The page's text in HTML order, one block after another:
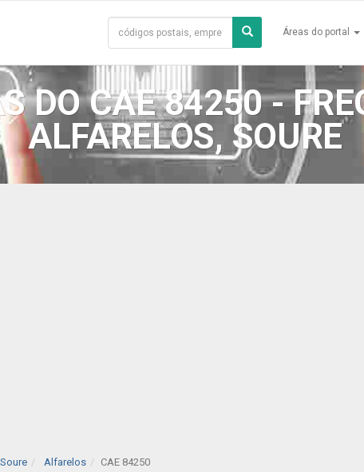
Áreas do portal
DO CAE 84250 -
ALFARELOS, SOURE
Soure Alfarelos CAE 84250